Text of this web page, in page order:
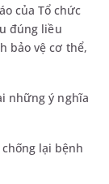
của Tổ chức
đúng liều
bảo vệ cơ thể,
những ý nghĩa
lại bệnh